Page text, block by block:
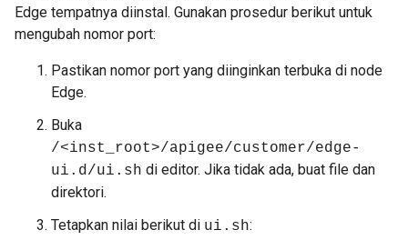
Edge tempatnya diinstal. Gunakan prosedur berikut untuk
mengubah nomor port:
Pastikan nomor port yang diinginkan terbuka di node
Edge.
Buka
/<inst_root>/apigee/customer/edge-
ui.d/ui.sh di editor. Jika tidak ada, buat file dan
direktori.
Tetapkan nilai berikut di ui.sh: